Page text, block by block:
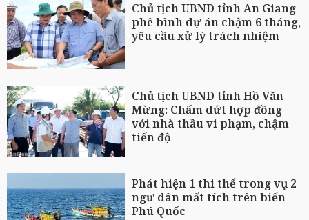
Chủ tịch UBND tỉnh An Giang
phê bình dự án chậm 6 tháng,
yêu cầu xử lý trách nhiệm
Chủ tịch UBND tỉnh Hồ Văn
Mừng: Chấm dứt hợp đồng
với nhà thầu vi phạm, chậm
tiến độ
Phát hiện 1 thi thể trong vụ 2
ngư dân mất tích trên biển
Phú Quốc